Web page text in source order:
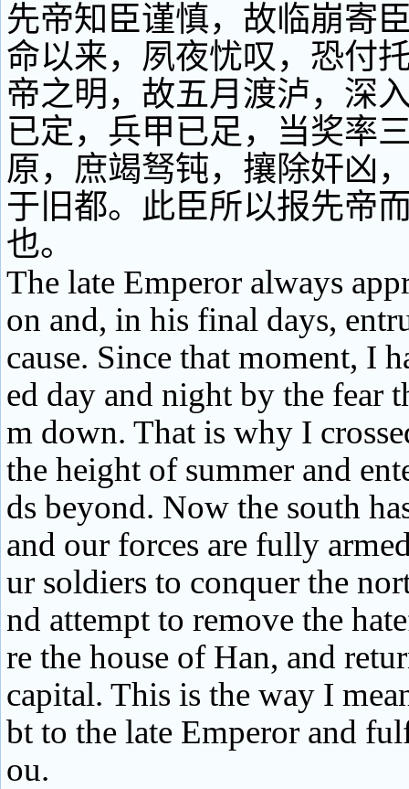
先帝知臣谨慎，故临崩寄
命以来，夙夜忧叹，恐付
帝之明，故五月渡泸，深
已定，兵甲已足，当奖率
原，庶竭驽钝，攘除奸凶
于旧都。此臣所以报先帝
也。
The late Emperor always
on and, in his final days,
cause. Since that moment, I
ed day and night by the fear
m down. That is why I
the height of summer and
ds beyond. Now the south
and our forces are fully
ur soldiers to conquer the
nd attempt to remove the
re the house of Han, and
capital. This is the way I
bt to the late Emperor and
ou.